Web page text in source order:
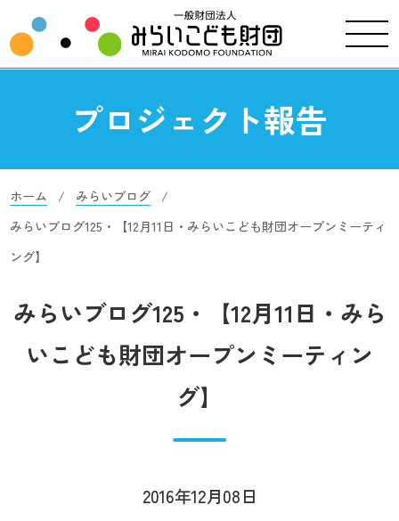
プロジェクト報告
ホーム
みらいブログ
みらいブログ125・【12月11日・みらいこども財団オープンミーティ
ング】
みらいブログ125・【12月11日・みら
いこども財団オープンミーティン
グ】
2016年12月08日